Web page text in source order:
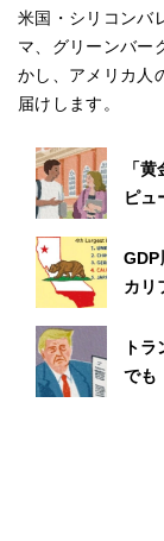
米国・シリコンバ
マ、グリーンバー
かし、アメリカ人
届けします。
「
ピュ
カリ
ト
でも